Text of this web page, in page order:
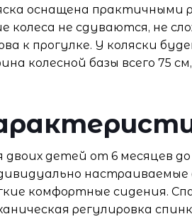
оснащена практичными
колеса не сдуваются, не
к прогулке. У коляски
колесной базы всего 75
двоих детей от 6 месяцев
настраиваемые
комфортные сидения.
регулировка